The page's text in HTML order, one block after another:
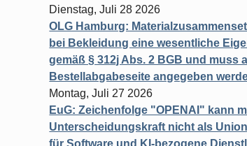
Dienstag, Juli 28 2026
OLG Hamburg:
bei Bekleidung eine wesentliche
gemäß § 312j Abs. 2 BGB und muss
Bestellabgabeseite angegeben
Montag, Juli 27 2026
EuG: Zeichenfolge "OPENAI" kann
Unterscheidungskraft nicht als
für Software und KI-bezogene